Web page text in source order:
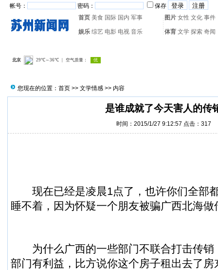
帐号： 密码：
保存
首页 美食 国际 国内 军事 图片 女性 文化 事件
娱乐 综艺 电影 电视 音乐 体育 文学 探索 奇闻
您现在的位置： 首页 >> 文学情感 >> 内容
是谁成就了今天害人的传
时间：2015/1/27 9:12:57 点击： 317
现在已经是凌晨1点了，也许你们全部
睡不着，因为怀疑一个朋友被骗广西北海做
为什么广西的一些部门不联合打击传销
部门有利益，比方说你这个房子租出去了